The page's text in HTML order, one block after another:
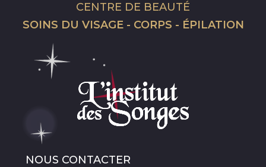
CENTRE DE BEAUTÉ
SOINS DU VISAGE - CORPS - ÉPILATION
NOUS CONTACTER